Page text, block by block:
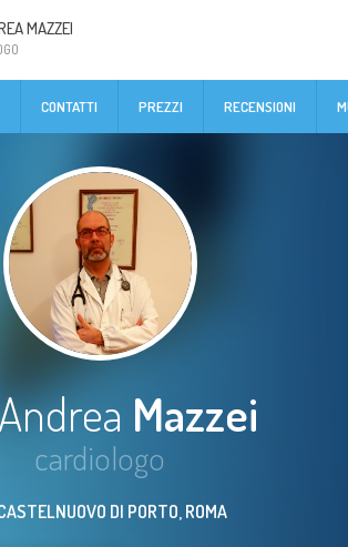
MAZZEI
CONTATTI PREZZI RECENSIONI
Mazzei
cardiologo
DI PORTO, ROMA